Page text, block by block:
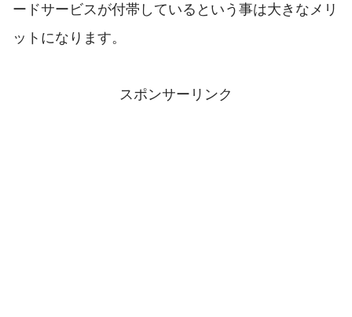
ードサービスが付帯しているという事は大きなメリ
ットになります。
スポンサーリンク